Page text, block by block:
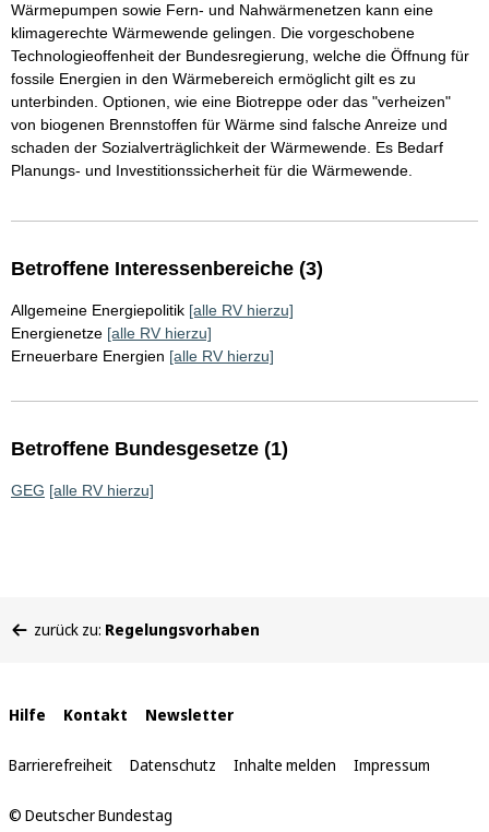
Wärmepumpen sowie Fern- und Nahwärmenetzen kann eine
klimagerechte Wärmewende gelingen. Die vorgeschobene
Technologieoffenheit der Bundesregierung, welche die Öffnung für
fossile Energien in den Wärmebereich ermöglicht gilt es zu
unterbinden. Optionen, wie eine Biotreppe oder das "verheizen"
von biogenen Brennstoffen für Wärme sind falsche Anreize und
schaden der Sozialverträglichkeit der Wärmewende. Es Bedarf
Planungs- und Investitionssicherheit für die Wärmewende.
Betroffene Interessenbereiche (3)
Allgemeine Energiepolitik [alle RV hierzu]
Energienetze [alle RV hierzu]
Erneuerbare Energien [alle RV hierzu]
Betroffene Bundesgesetze (1)
GEG [alle RV hierzu]
befinden
zurück zu: Regelungsvorhaben
Interne
Links
Hilfe Kontakt Newsletter
Barrierefreiheit Datenschutz Inhalte melden Impressum
© Deutscher Bundestag